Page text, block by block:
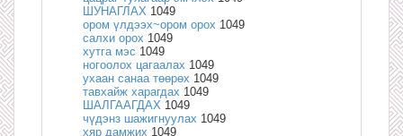
ШУНАГЛАХ 1049
ором үлдээх~ором орох 1049
салхи орох 1049
хутга мэс 1049
ногоолох цагаалах 1049
ухаан санаа төөрөх 1049
тавхайж харагдах 1049
ШАЛГААГДАХ 1049
чүдэнз шажигнуулах 1049
хяр дамжих 1049